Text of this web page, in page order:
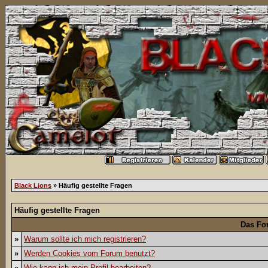
Black Lions » Häufig gestellte Fragen
Häufig gestellte Fragen
Das
» Warum sollte ich mich registrieren?
» Werden Cookies vom Forum benutzt?